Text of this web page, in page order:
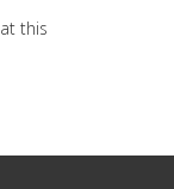
this